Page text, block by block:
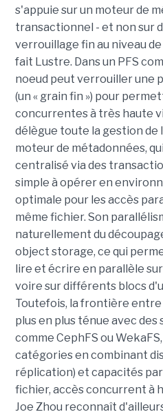
s'appuie sur un moteur de
transactionnel - et non sur
verrouillage fin au niveau
fait Lustre. Dans un PFS
noeud peut verrouiller une
(un « grain fin ») pour
concurrentes à très haute
délègue toute la gestion de
moteur de métadonnées,
centralisé via des
simple à opérer en
optimale pour les accès
même fichier. Son
naturellement du
object storage, ce qui
lire et écrire en parallèle
voire sur différents blocs
Toutefois, la frontière entre
plus en plus ténue avec
comme CephFS ou
catégories en combinant
réplication) et capacités
fichier, accès concurrent à
Joe Zhou reconnaît